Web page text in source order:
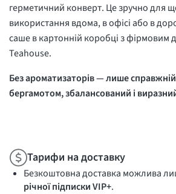
герметичний конверт. Це зручно для
використання вдома, в офісі або в
саше в картонній коробці з фірмовим
Teahouse.
Без ароматизаторів — лише
бергамотом, збалансований і
Тарифи на доставку
Безкоштовна доставка можлива
річної підписки VIP+.